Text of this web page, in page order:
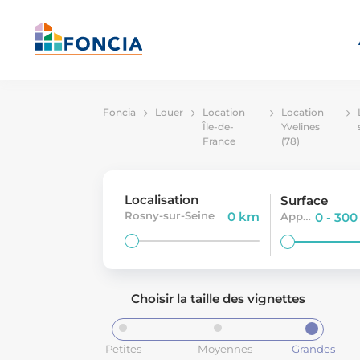
Foncia Louer
Location
Île-de-
France
Location
Yvelines
(78)
Localisation
Rosny-sur-Seine 0 km
Surface
Appartement 0 -
Choisir la taille des vignettes
Petites Moyennes Grandes